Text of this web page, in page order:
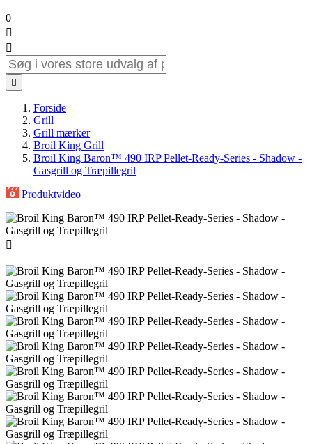
0



Forside
Grill
Grill mærker
Broil King Grill
Broil King Baron™ 490 IRP Pellet-Ready-Series - Shadow -
Gasgrill og Træpillegril
Produktvideo
